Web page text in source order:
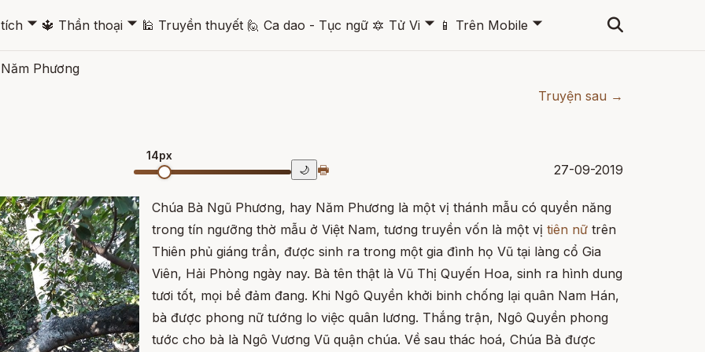
🞃 🔱 Thần thoại 🞃 🕌 Truyền thuyết 🙋 Ca dao - Tục ngữ 🔯 Tử Vi 🞃 📱 Trên Mobile 🞃
Phương
Truyện sau →
14px
🌙 🖶 27-09-2019
Chúa Bà Ngũ Phương, hay Năm Phương là một vị thánh mẫu có quyền năng
trong tín ngưỡng thờ mẫu ở Việt Nam, tương truyền vốn là một vị tiên nữ trên
Thiên phủ giáng trần, được sinh ra trong một gia đình họ Vũ tại làng cổ Gia
Viên, Hải Phòng ngày nay. Bà tên thật là Vũ Thị Quyến Hoa, sinh ra hình dung
tươi tốt, mọi bề đảm đang. Khi Ngô Quyền khởi binh chống lại quân Nam Hán,
bà được phong nữ tướng lo việc quân lương. Thắng trận, Ngô Quyền phong
tước cho bà là Ngô Vương Vũ quận chúa. Về sau thác hoá, Chúa Bà được